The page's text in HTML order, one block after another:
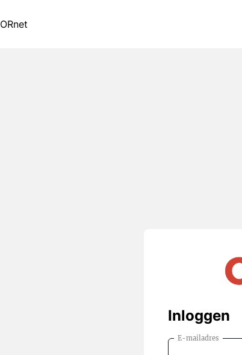
ORnet
Inloggen
E-mailadres